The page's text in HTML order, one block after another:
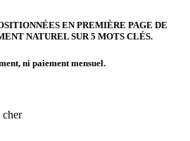
EN PREMIÈRE PAGE DE
NATUREL SUR 5 MOTS CLÉS.
ni paiement mensuel.